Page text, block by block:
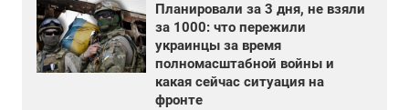
Планировали за 3 дня, не взяли
за 1000: что пережили
украинцы за время
полномасштабной войны и
какая сейчас ситуация на
фронте